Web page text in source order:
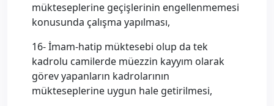
mükteseplerine geçişlerinin engellenmemesi
konusunda çalışma yapılması,
16- İmam-hatip müktesebi olup da tek
kadrolu camilerde müezzin kayyım olarak
görev yapanların kadrolarının
mükteseplerine uygun hale getirilmesi,